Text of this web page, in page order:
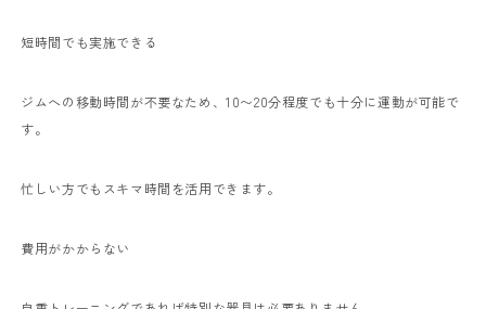
短時間でも実施できる
ジムへの移動時間が不要なため、10〜20分程度でも十分に運動が可能で
す。
忙しい方でもスキマ時間を活用できます。
費用がかからない